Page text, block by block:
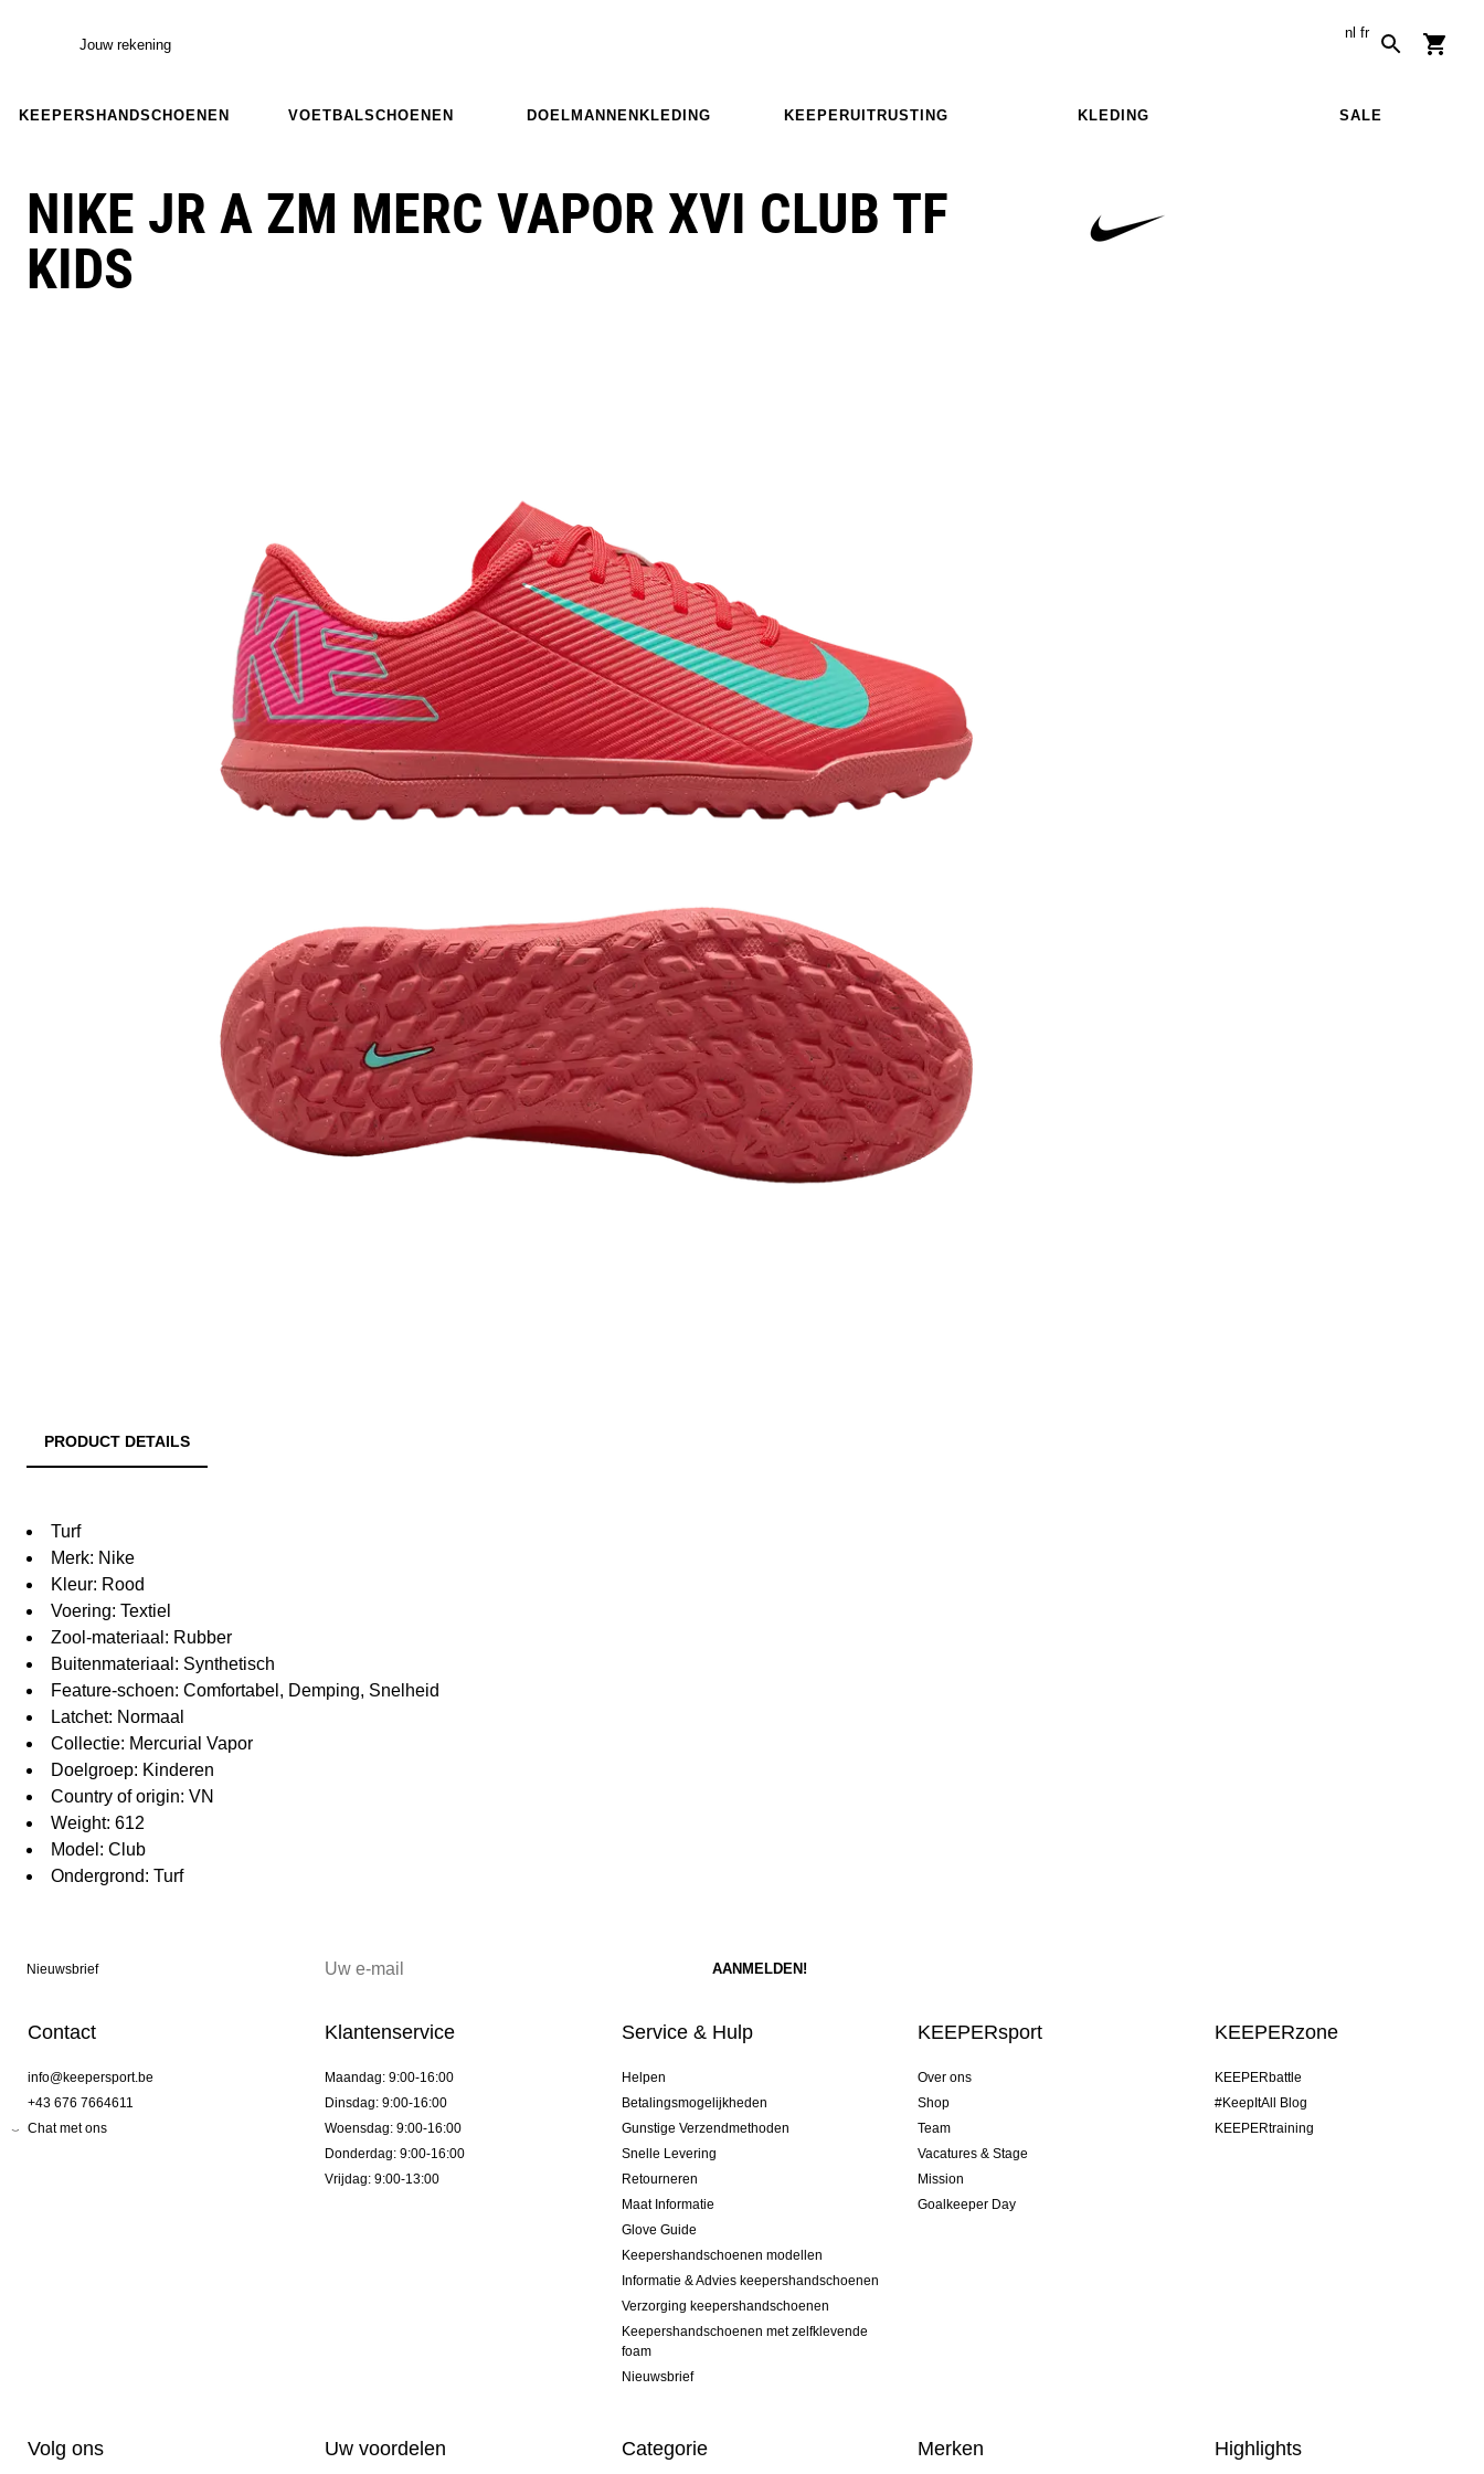
Jouw rekening
nl fr
KEEPERSHANDSCHOENEN VOETBALSCHOENEN DOELMANNENKLEDING KEEPERUITRUSTING KLEDING SALE
NIKE JR A ZM MERC VAPOR XVI CLUB TF
KIDS
PRODUCT DETAILS
Turf
Merk: Nike
Kleur: Rood
Voering: Textiel
Zool-materiaal: Rubber
Buitenmateriaal: Synthetisch
Feature-schoen: Comfortabel, Demping, Snelheid
Latchet: Normaal
Collectie: Mercurial Vapor
Doelgroep: Kinderen
Country of origin: VN
Weight: 612
Model: Club
Ondergrond: Turf
Nieuwsbrief
Contact
info@keepersport.be
+43 676 7664611
Chat met ons
Klantenservice
Maandag: 9:00-16:00
Dinsdag: 9:00-16:00
Woensdag: 9:00-16:00
Donderdag: 9:00-16:00
Vrijdag: 9:00-13:00
Service & Hulp
Helpen
Betalingsmogelijkheden
Gunstige Verzendmethoden
Snelle Levering
Retourneren
Maat Informatie
Glove Guide
Keepershandschoenen modellen
Informatie & Advies keepershandschoenen
Verzorging keepershandschoenen
Keepershandschoenen met zelfklevende
foam
Nieuwsbrief
KEEPERsport
Over ons
Shop
Team
Vacatures & Stage
Mission
Goalkeeper Day
KEEPERzone
KEEPERbattle
#KeepItAll Blog
KEEPERtraining
Volg ons Uw voordelen Categorie Merken Highlights